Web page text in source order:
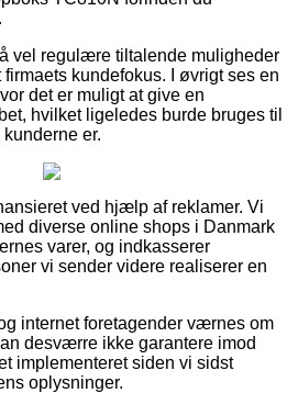
vel regulære tiltalende muligheder
kundefokus. I øvrigt ses en
det er muligt at give en
hvilket ligeledes burde bruges til
er.
ved hjælp af reklamer. Vi
diverse online shops i Danmark
varer, og indkasserer
vi sender videre realiserer en
internet foretagender værnes om
desværre ikke garantere imod
implementeret siden vi sidst
oplysninger.